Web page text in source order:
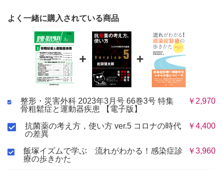
よく一緒に購入されている商品
+ +
整形・災害外科 2023年3月号 66巻3号 特集
骨粗鬆症と運動器疾患 【電子版】
￥2,970
抗菌薬の考え方，使い方 ver.5 コロナの時代
の差異
￥4,400
飯塚イズムで学ぶ 流れがわかる！感染症診
療の歩きかた
￥3,960